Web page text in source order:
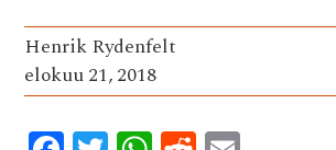
Henrik Rydenfelt
elokuu 21, 2018